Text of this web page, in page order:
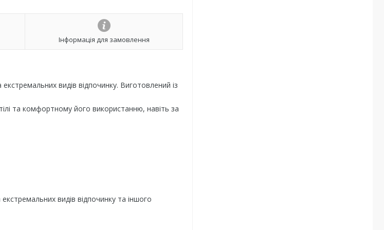
Інформація для замовлення
видів відпочинку. Виготовлений із
та комфортному його використанню, навіть за
видів відпочинку та іншого